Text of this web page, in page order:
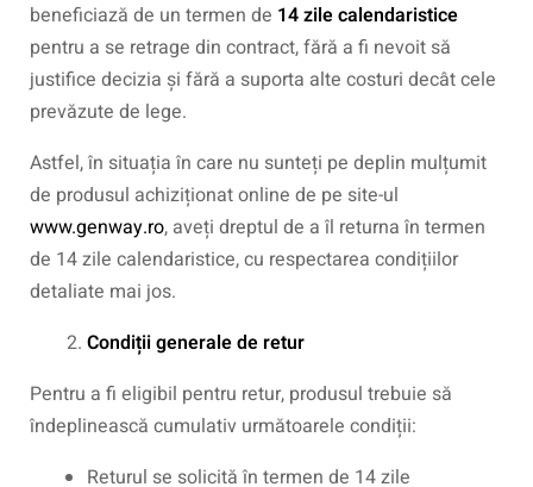
beneficiază de un termen de 14 zile calendaristice
pentru a se retrage din contract, fără a fi nevoit să
justifice decizia și fără a suporta alte costuri decât cele
prevăzute de lege.
Astfel, în situația în care nu sunteți pe deplin mulțumit
de produsul achiziționat online de pe site-ul
www.genway.ro, aveți dreptul de a îl returna în termen
de 14 zile calendaristice, cu respectarea condițiilor
detaliate mai jos.
Condiții generale de retur
Pentru a fi eligibil pentru retur, produsul trebuie să
îndeplinească cumulativ următoarele condiții:
Returul se solicită în termen de 14 zile